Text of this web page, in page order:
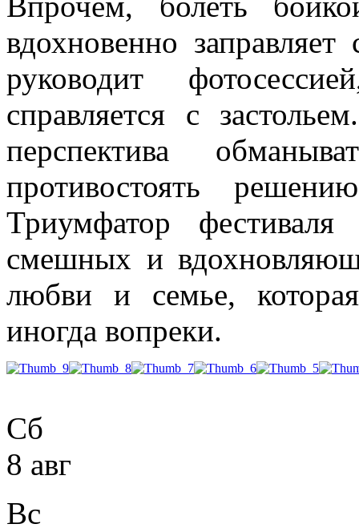
вдохновенно
руководит
справляется с
перспектива
противостоять
Триумфатор
смешных и
любви и семье,
иногда вопреки.
Сб
8 авг
Вс